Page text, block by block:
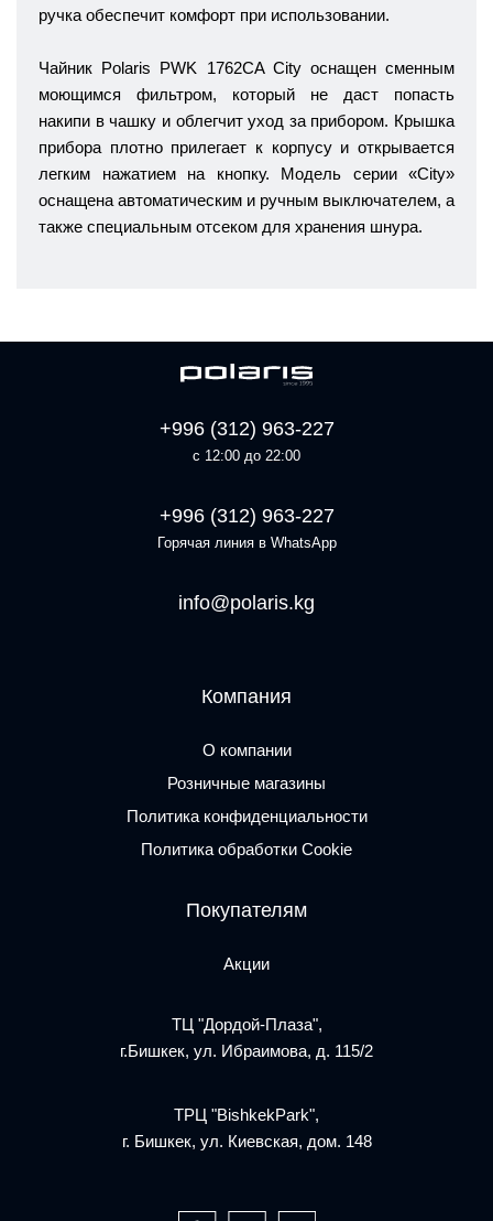
ручка обеспечит комфорт при использовании.
Чайник Polaris PWK 1762CA City оснащен сменным
моющимся фильтром, который не даст попасть
накипи в чашку и облегчит уход за прибором. Крышка
прибора плотно прилегает к корпусу и открывается
легким нажатием на кнопку. Модель серии «City»
оснащена автоматическим и ручным выключателем, а
также специальным отсеком для хранения шнура.
+996 (312) 963-227
с 12:00 до 22:00
+996 (312) 963-227
Горячая линия в WhatsApp
info@polaris.kg
Компания
О компании
Розничные магазины
Политика конфиденциальности
Политика обработки Cookie
Покупателям
Акции
ТЦ "Дордой-Плаза",
г.Бишкек, ул. Ибраимова, д. 115/2
ТРЦ "BishkekPark",
г. Бишкек, ул. Киевская, дом. 148